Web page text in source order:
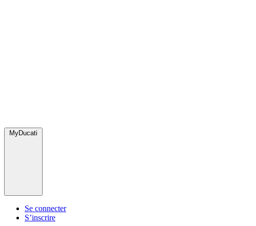
MyDucati
Se connecter
S’inscrire